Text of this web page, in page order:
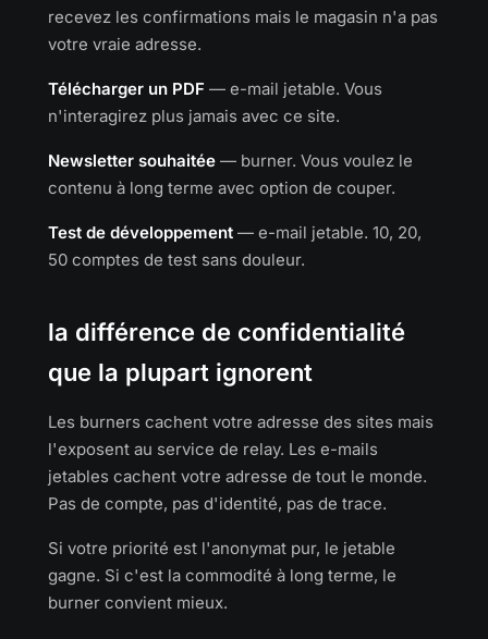
recevez les confirmations mais le magasin n'a pas
votre vraie adresse.
Télécharger un PDF — e-mail jetable. Vous
n'interagirez plus jamais avec ce site.
Newsletter souhaitée — burner. Vous voulez le
contenu à long terme avec option de couper.
Test de développement — e-mail jetable. 10, 20,
50 comptes de test sans douleur.
la différence de confidentialité
que la plupart ignorent
Les burners cachent votre adresse des sites mais
l'exposent au service de relay. Les e-mails
jetables cachent votre adresse de tout le monde.
Pas de compte, pas d'identité, pas de trace.
Si votre priorité est l'anonymat pur, le jetable
gagne. Si c'est la commodité à long terme, le
burner convient mieux.